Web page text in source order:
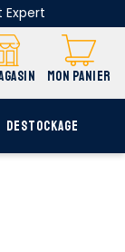
Expert
MON PANIER
DESTOCKAGE